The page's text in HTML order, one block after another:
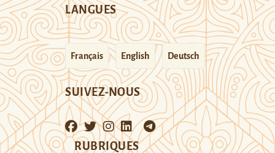
LANGUES
Français English Deutsch
SUIVEZ-NOUS
RUBRIQUES